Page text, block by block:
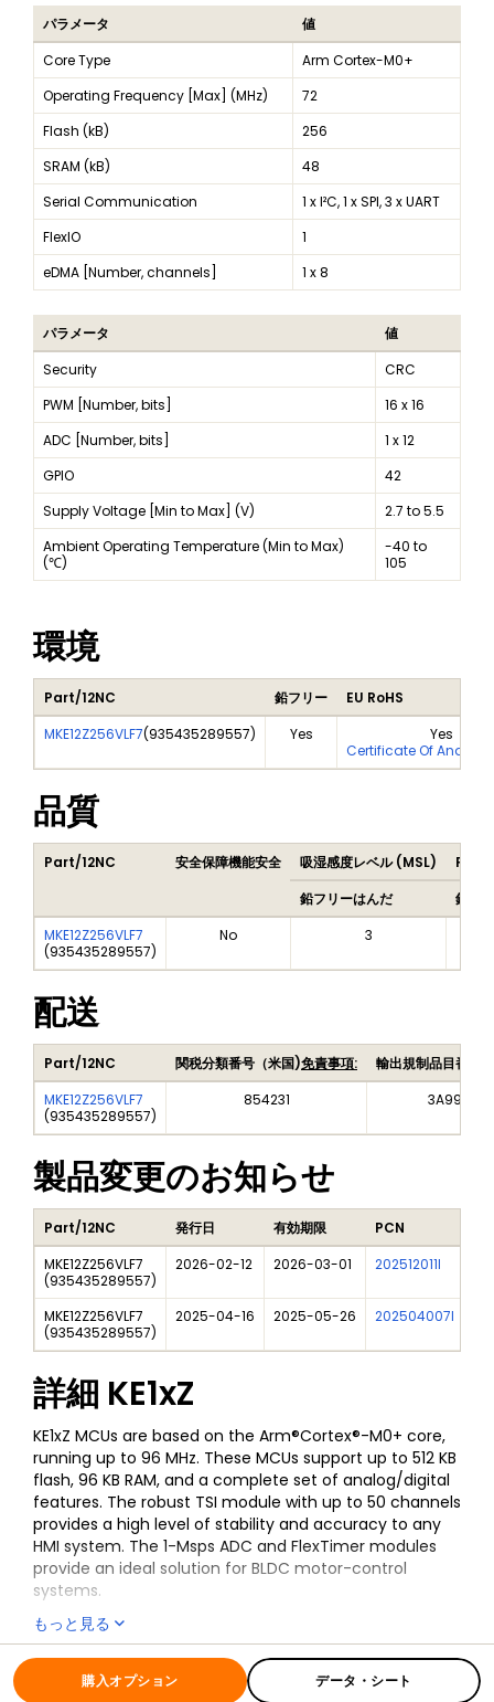
パラメータ
値
Core Type
Arm Cortex-M0+
Operating Frequency [Max] (MHz)
72
Flash (kB)
256
SRAM (kB)
48
Serial Communication
1 x I²C, 1 x SPI, 3 x UART
FlexIO
1
eDMA [Number, channels]
1 x 8
パラメータ
値
Security
CRC
PWM [Number, bits]
16 x 16
ADC [Number, bits]
1 x 12
GPIO
42
Supply Voltage [Min to Max] (V)
2.7 to 5.5
Ambient Operating Temperature (Min to Max)
(℃)
-40 to
105
環境
Part/12NC 鉛フリー
EU RoHS
MKE12Z256VLF7(935435289557) Yes
Yes
Certificate Of
品質
Part/12NC 安全保障機能安全 吸湿感度レベル (MSL)
鉛フリーはんだ
鉛フ
MKE12Z256VLF7
(935435289557)
No 3
配送
Part/12NC 関税分類番号（米国)免責事項:
輸出規制品目番号
MKE12Z256VLF7
(935435289557)
854231 3A991A2
製品変更のお知らせ
Part/12NC 発行日 有効期限 PCN
MKE12Z256VLF7
(935435289557)
2026-02-12 2026-03-01 202512011I
MKE12Z256VLF7
(935435289557)
2025-04-16 2025-05-26 202504007I
詳細 KE1xZ
KE1xZ MCUs are based on the Arm®Cortex®-M0+ core,
running up to 96 MHz. These MCUs support up to 512 KB
flash, 96 KB RAM, and a complete set of analog/digital
features. The robust TSI module with up to 50 channels
provides a high level of stability and accuracy to any
HMI system. The 1-Msps ADC and FlexTimer modules
provide an ideal solution for BLDC motor-control
systems.
The MSCAN IP is ideal for the CAN node control and
auto after car market applications.
This device is fully supported by NXP'sMCUXpresso
もっと見る
全ての情報 KE1xZ
購入オプション データ・シート